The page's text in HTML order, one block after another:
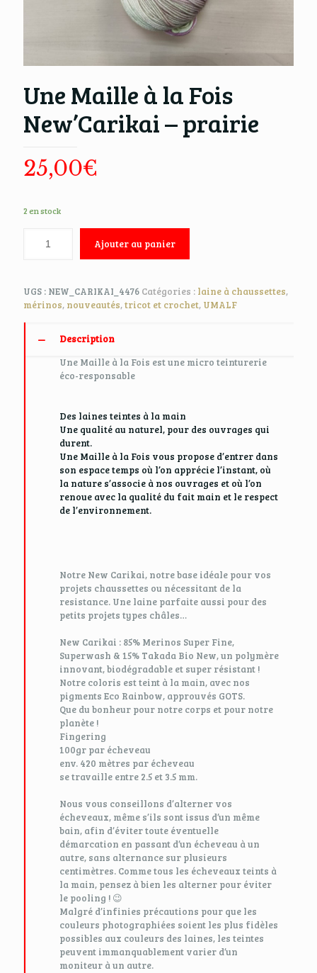
Une Maille à la Fois
New’Carikai – prairie
25,00€
2 en stock
Ajouter au panier
UGS : NEW_CARIKAI_4476 Catégories : laine à chaussettes,
mérinos, nouveautés,tricot et crochet, UMALF
Description
Une Maille à la Fois est une micro teinturerie
éco-responsable
Des laines teintes à la main
Une qualité au naturel, pour des ouvrages qui
durent.
Une Maille à la Fois vous propose d’entrer dans
son espace temps où l’on apprécie l’instant, où
la nature s’associe à nos ouvrages et où l’on
renoue avec la qualité du fait main et le respect
de l’environnement.
Notre New Carikai, notre base idéale pour vos
projets chaussettes ou nécessitant de la
resistance. Une laine parfaite aussi pour des
petits projets types châles…
New Carikai : 85% Merinos Super Fine,
Superwash & 15% Takada Bio New, un polymère
innovant, biodégradable et super résistant !
Notre coloris est teint à la main, avec nos
pigments Eco Rainbow, approuvés GOTS.
Que du bonheur pour notre corps et pour notre
planète !
Fingering
100gr par écheveau
env. 420 mètres par écheveau
se travaille entre 2.5 et 3.5 mm.
Nous vous conseillons d’alterner vos
écheveaux, même s’ils sont issus d’un même
bain, afin d’éviter toute éventuelle
démarcation en passant d’un écheveau à un
autre, sans alternance sur plusieurs
centimètres. Comme tous les écheveaux teints à
la main, pensez à bien les alterner pour éviter
le pooling ! 😉
Malgré d’infinies précautions pour que les
couleurs photographiées soient les plus fidèles
possibles aux couleurs des laines, les teintes
peuvent immanquablement varier d’un
moniteur à un autre.